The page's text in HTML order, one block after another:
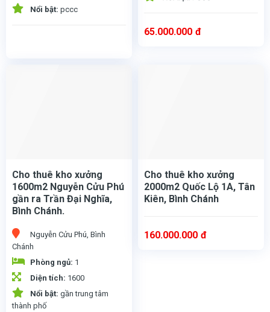
Nổi bật: pccc
65.000.000 đ
Cho thuê kho xưởng
1600m2 Nguyễn Cửu Phú
gần ra Trần Đại Nghĩa,
Bình Chánh.
Nguyễn Cửu Phú, Bình
Chánh
Phòng ngủ: 1
Diện tích: 1600
Nổi bật: gần trung tâm
thành phố
Cho thuê kho xưởng
2000m2 Quốc Lộ 1A, Tân
Kiên, Bình Chánh
160.000.000 đ